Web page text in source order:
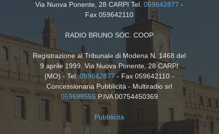
Via Nuova Ponente, 28 CARPI Tel.059642877 -
Fax 059642110
RADIO BRUNO SOC. COOP
Registrazione al Tribunale di Modena N. 1468 del
9 aprile 1999. Via Nuova Ponente, 28 CARPI
(MO) - Tel.059642877- Fax 059642110 -
Concessionaria Pubblicità - Multiradio srl
059698555 P.IVA 00754450369
Pubblicità